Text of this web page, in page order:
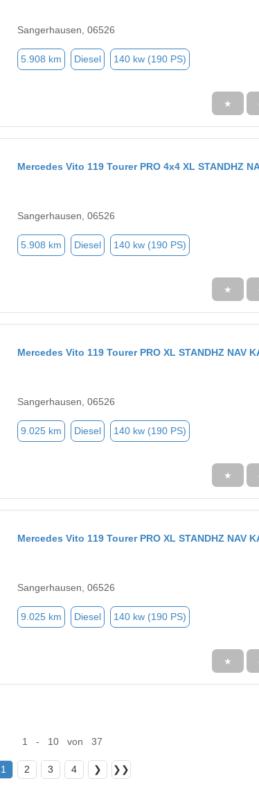
Sangerhausen, 06526
5.908 km Diesel 140 kw (190 PS)
★
Mercedes Vito 119 Tourer PRO 4x4 XL STANDHZ
Sangerhausen, 06526
5.908 km Diesel 140 kw (190 PS)
★
Mercedes Vito 119 Tourer PRO XL STANDHZ NAV
Sangerhausen, 06526
9.025 km Diesel 140 kw (190 PS)
★
Mercedes Vito 119 Tourer PRO XL STANDHZ NAV
Sangerhausen, 06526
9.025 km Diesel 140 kw (190 PS)
★
1 - 10 von 37
1 2 3 4 ❯ ❯❯